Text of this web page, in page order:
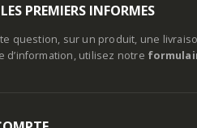
PREMIERS INFORMES
question, sur un produit, une
d’information, utilisez notre